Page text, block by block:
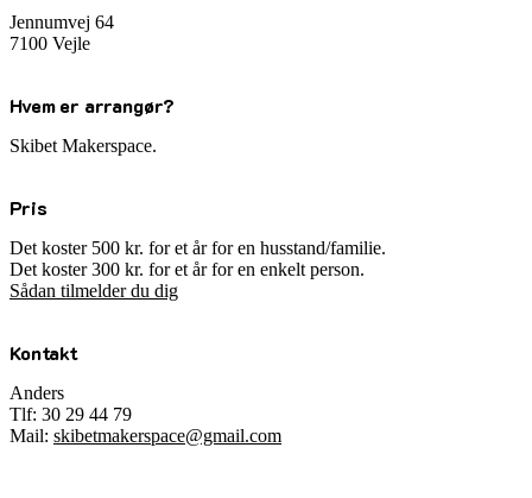
Jennumvej 64
7100 Vejle
Hvem er arrangør?
Skibet Makerspace.
Pris
Det koster 500 kr. for et år for en husstand/familie.
Det koster 300 kr. for et år for en enkelt person.
Sådan tilmelder du dig
Kontakt
Anders
Tlf: 30 29 44 79
Mail: skibetmakerspace@gmail.com